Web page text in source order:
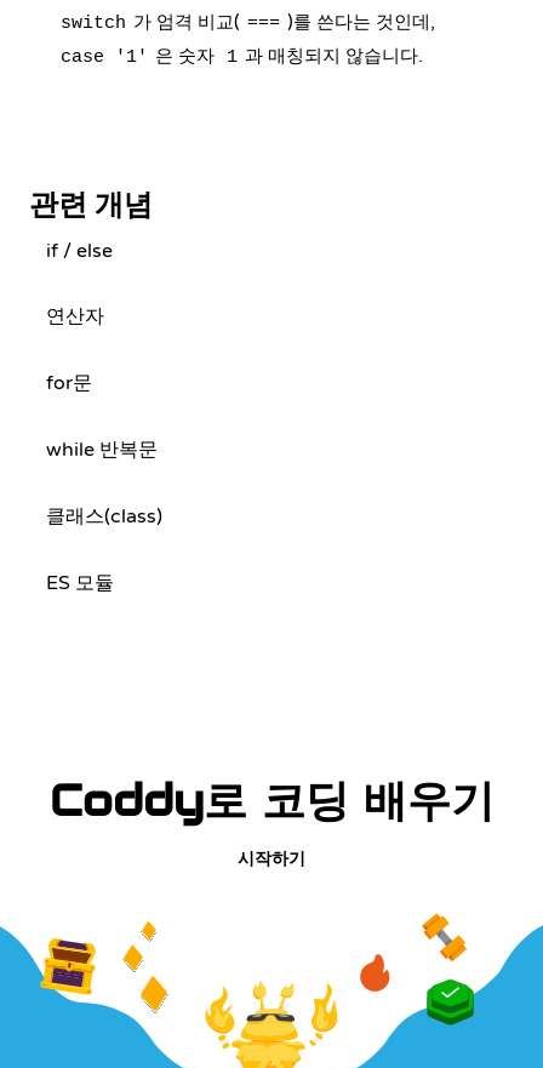
switch 가 엄격 비교( === )를 쓴다는 것인데,
case '1' 은 숫자 1 과 매칭되지 않습니다.
관련 개념
if / else
연산자
for문
while 반복문
클래스(class)
ES 모듈
Coddy로 코딩 배우기
시작하기